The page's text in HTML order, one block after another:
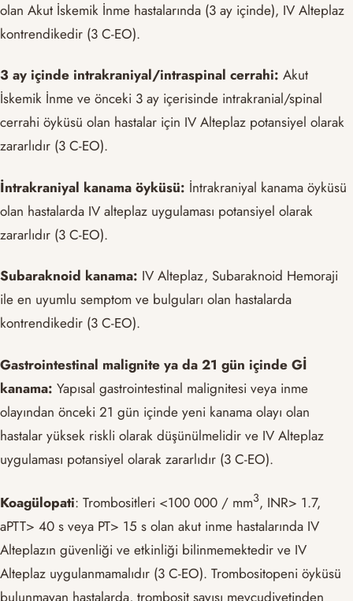
olan Akut İskemik İnme hastalarında (3 ay içinde), IV Alteplaz
kontrendikedir (3 C-EO).
3 ay içinde intrakraniyal/intraspinal cerrahi: Akut
İskemik İnme ve önceki 3 ay içerisinde intrakranial/spinal
cerrahi öyküsü olan hastalar için IV Alteplaz potansiyel olarak
zararlıdır (3 C-EO).
İntrakraniyal kanama öyküsü: İntrakraniyal kanama öyküsü
olan hastalarda IV alteplaz uygulaması potansiyel olarak
zararlıdır (3 C-EO).
Subaraknoid kanama: IV Alteplaz, Subaraknoid Hemoraji
ile en uyumlu semptom ve bulguları olan hastalarda
kontrendikedir (3 C-EO).
Gastrointestinal malignite ya da 21 gün içinde Gİ
kanama: Yapısal gastrointestinal malignitesi veya inme
olayından önceki 21 gün içinde yeni kanama olayı olan
hastalar yüksek riskli olarak düşünülmelidir ve IV Alteplaz
uygulaması potansiyel olarak zararlıdır (3 C-EO).
Koagülopati: Trombositleri <100 000 / mm3, INR> 1.7,
aPTT> 40 s veya PT> 15 s olan akut inme hastalarında IV
Alteplazın güvenliği ve etkinliği bilinmemektedir ve IV
Alteplaz uygulanmamalıdır (3 C-EO). Trombositopeni öyküsü
bulunmayan hastalarda, trombosit sayısı mevcudiyetinden